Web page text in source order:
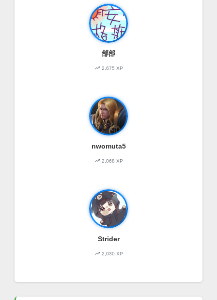
郃郃
trending_up 2,675 XP
nwomuta5
trending_up 2,068 XP
Strider
trending_up 2,030 XP